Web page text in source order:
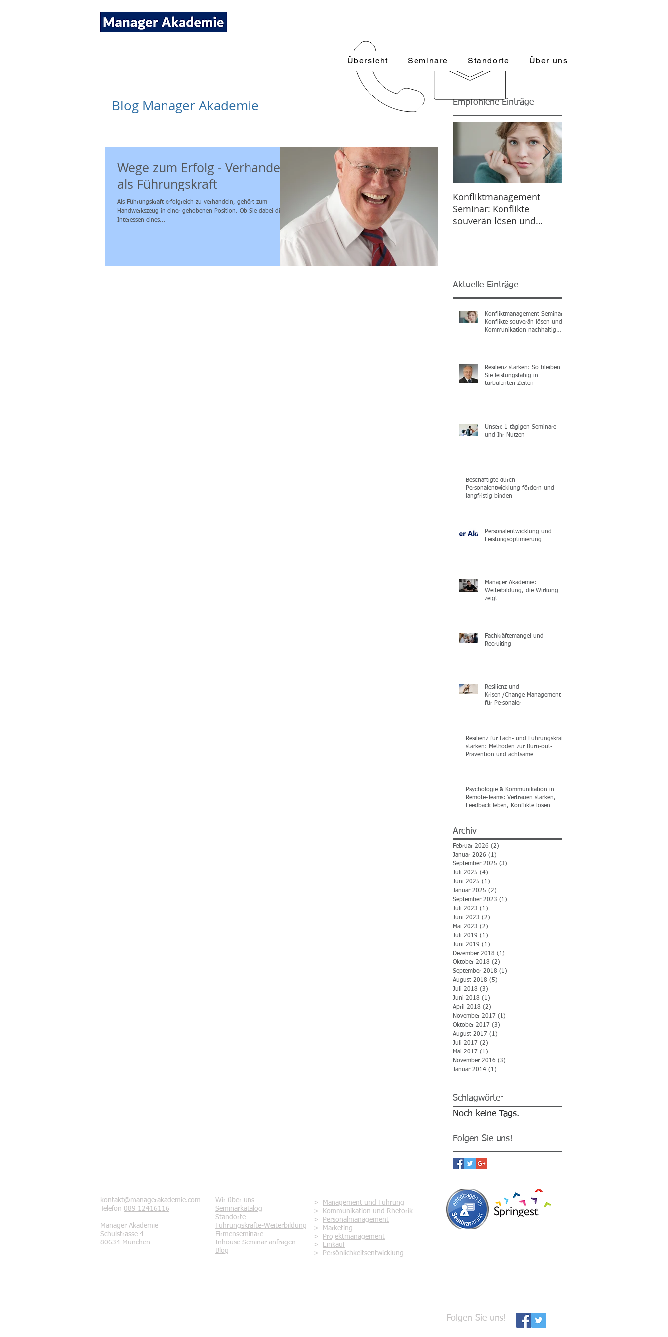
Übersicht Seminare Standorte Über uns
Blog Manager Akademie Empfohlene Einträge
Wege zum Erfolg - Verhandeln
als Führungskraft
Als Führungskraft erfolgreich zu verhandeln, gehört zum
Handwerkszeug in einer gehobenen Position. Ob Sie dabei die
Interessen eines...
Konfliktmanagement
Seminar: Konflikte
souverän lösen und
Aktuelle Einträge
Konfliktmanagement Seminar:
Konflikte souverän lösen und
Kommunikation nachhaltig
Resilienz stärken: So bleiben
Sie leistungsfähig in
turbulenten Zeiten
Unsere 1 tägigen Seminare
und Ihr Nutzen
Beschäftigte durch
Personalentwicklung fördern und
langfristig binden
Personalentwicklung und
Leistungsoptimierung
Manager Akademie:
Weiterbildung, die Wirkung
zeigt
Fachkräftemangel und
Recruiting
Resilienz und
Krisen‑/Change‑Management
für Personaler
Resilienz für Fach- und Führungskräfte
stärken: Methoden zur Burn-out-
Prävention und achtsame
Psychologie & Kommunikation in
Remote-Teams: Vertrauen stärken,
Feedback leben, Konflikte lösen
Archiv
Februar 2026 (2)
Januar 2026 (1)
September 2025 (3)
Juli 2025 (4)
Juni 2025 (1)
Januar 2025 (2)
September 2023 (1)
Juli 2023 (1)
Juni 2023 (2)
Mai 2023 (2)
Juli 2019 (1)
Juni 2019 (1)
Dezember 2018 (1)
Oktober 2018 (2)
September 2018 (1)
August 2018 (5)
Juli 2018 (3)
Juni 2018 (1)
April 2018 (2)
November 2017 (1)
Oktober 2017 (3)
August 2017 (1)
Juli 2017 (2)
Mai 2017 (1)
November 2016 (3)
Januar 2014 (1)
Schlagwörter
Noch keine Tags.
Folgen Sie uns!
kontakt@managerakademie.com
Telefon 089 12416116
Manager Akademie
Schulstrasse 4
80634 München
Wir über uns
Seminarkatalog
Standorte
Führungskräfte-Weiterbildung
Firmenseminare
Inhouse Seminar anfragen
Blog
>
Management und Führung
>
Kommunikation und Rhetorik
>
Personalmanagement
>
Marketing
>
Projektmanagement
>
Einkauf
>
Persönlichkeitsentwicklung
Folgen Sie uns!